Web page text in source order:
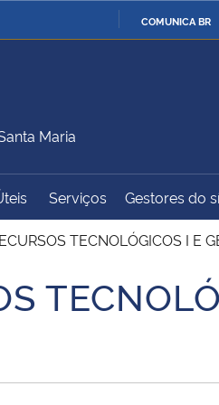
COMUNICA BR
Ministério da Defesa
Ministério do
Desenvolvimento Regional
Advocacia-Geral da União
Maria
Serviços Gestores do
TECNOLÓGICOS I E